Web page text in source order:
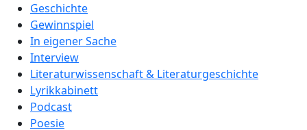
Geschichte
Gewinnspiel
In eigener Sache
Interview
Literaturwissenschaft & Literaturgeschichte
Lyrikkabinett
Podcast
Poesie